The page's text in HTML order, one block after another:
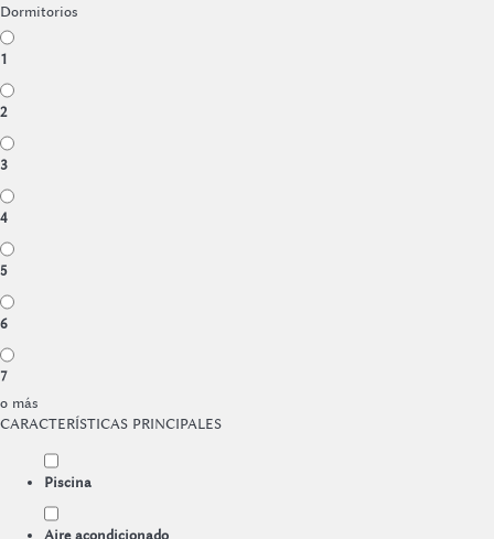
Dormitorios
1
2
3
4
5
6
7
o más
CARACTERÍSTICAS PRINCIPALES
Piscina
Aire acondicionado